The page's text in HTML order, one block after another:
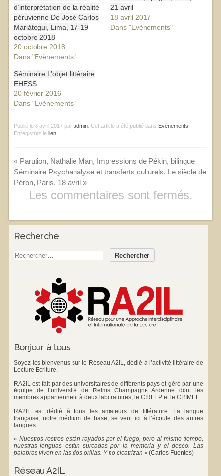
d’interprétation de la réalité
péruvienne De José Carlos
Mariátegui, Lima, 17-19
octobre 2018
20 octobre 2018
Dans "Evènements"
21 avril
18 avril 2017
Dans "Evènements"
Séminaire L’objet littéraire
EHESS
20 février 2016
Dans "Evènements"
Publié le 8 avril 2017 par admin. Cet article a été publié dans Evènements
Enregistrez le lien.
«Parution, Nathalie Man, Impressions de Pékin, bilingue
Séminaire Psychanalyse et transferts culturels, Le siècle de
Péron, Paris, 18 avril »
Les commentaires sont fermés.
Recherche
Bonjour à tous !
Soyez les bienvenus sur le Réseau A2IL, dédié à l’activité littéraire de
Lecture Ecriture.
RA2IL est fait par des universitaires de différents pays et géré par une
équipe de l’université de Reims Champagne Ardenne dont les
membres appartiennent à deux laboratoires, le CIRLEPet le CRIMEL
RA2IL est dédié à tous les amateurs de littérature. La langue
française, notre médium de base, se veut ici à l’écoute des autres
langues.
« Nuestros rostros están rayados por el fuego, pero al mismo tiempo,
nuestras lenguas están surcadas por la memoria y el deseo. Las
palabras viven en las dos orillas. Y no cicatrizan » (Carlos Fuentes)
Réseau A2IL